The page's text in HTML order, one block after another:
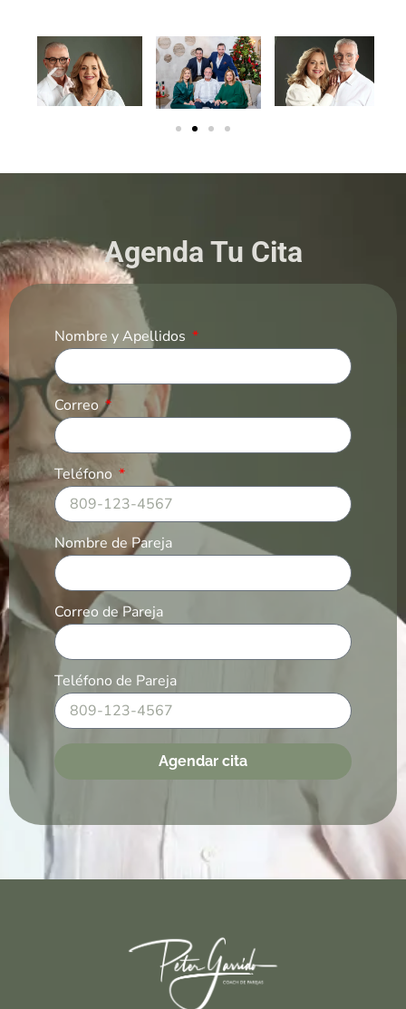
Agenda Tu Cita
Nombre y Apellidos
Correo
Teléfono
Nombre de Pareja
Correo de Pareja
Teléfono de Pareja
Agendar cita